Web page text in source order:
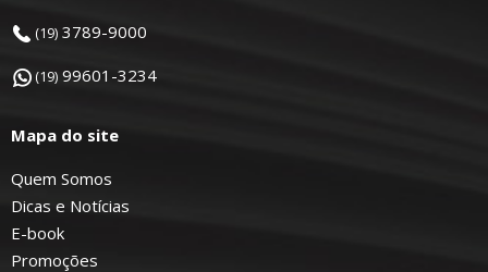
(19) 3789-9000
(19) 99601-3234
Mapa do site
Quem Somos
Dicas e Notícias
E-book
Promoções